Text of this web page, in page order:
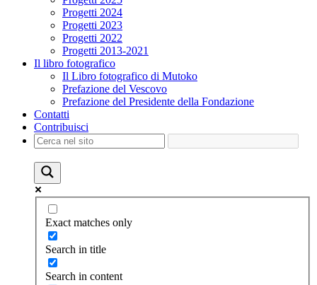
Progetti 2024
Progetti 2023
Progetti 2022
Progetti 2013-2021
Il libro fotografico
Il Libro fotografico di Mutoko
Prefazione del Vescovo
Prefazione del Presidente della Fondazione
Contatti
Contribuisci
Exact matches only
Search in title
Search in content